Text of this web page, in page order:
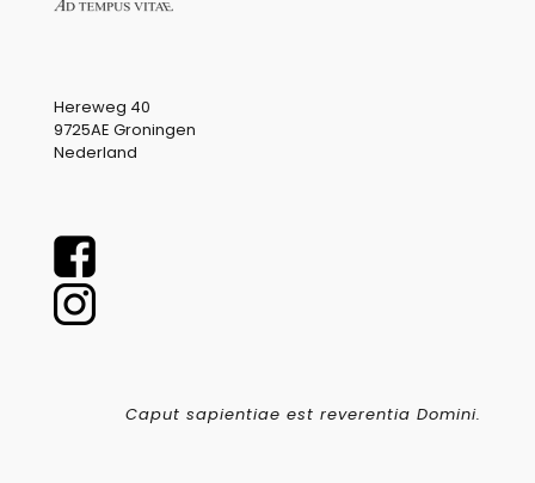
Hereweg 40
9725AE Groningen
Nederland
Caput sapientiae est reverentia Domini.